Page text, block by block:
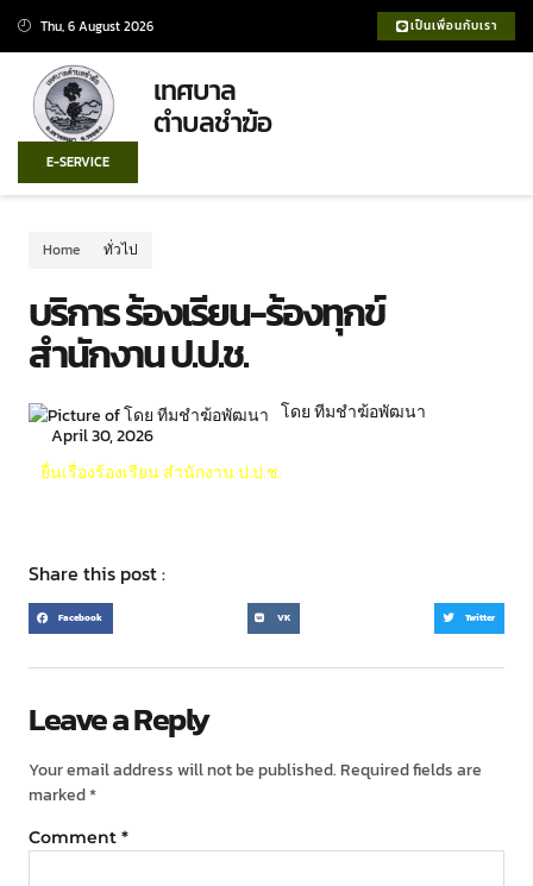
Thu, 6 August 2026 เป็นเพื่อนกับเรา
เทศบาล
ตำบลชำฆ้อ
E-SERVICE
Home ทั่วไป
บริการ ร้องเรียน-ร้องทุกข์
สำนักงาน ป.ป.ช.
โดย ทีมชำฆ้อพัฒนา
April 30, 2026
ยื่นเรื่องร้องเรียน สำนักงาน ป.ป.ช.
Share this post :
Facebook VK Twitter
Leave a Reply
Your email address will not be published. Required fields are
marked*
Comment *